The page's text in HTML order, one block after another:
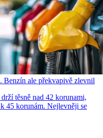
Benzín ale překvapivě zlevnil
těsně nad 42 korunami,
45 korunám. Nejlevněji se